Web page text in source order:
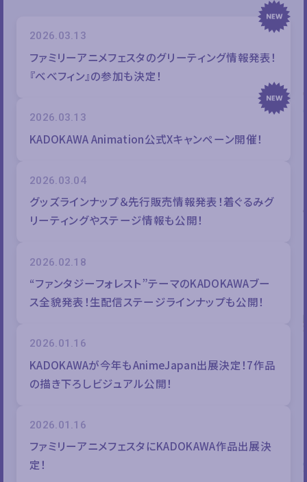
2026.03.13
ファミリーアニメフェスタのグリーティング情報発表！
『べべフィン』の参加も決定！
2026.03.13
KADOKAWA Animation公式Xキャンペーン開催！
2026.03.04
グッズラインナップ＆先行販売情報発表！着ぐるみグ
リーティングやステージ情報も公開！
2026.02.18
“ファンタジーフォレスト”テーマのKADOKAWAブー
ス全貌発表！生配信ステージラインナップも公開！
2026.01.16
KADOKAWAが今年もAnimeJapan出展決定！7作品
の描き下ろしビジュアル公開！
2026.01.16
ファミリーアニメフェスタにKADOKAWA作品出展決
定！